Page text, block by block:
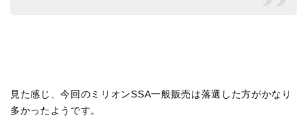
見た感じ、今回のミリオンSSA一般販売は落選した方がかなり
多かったようです。